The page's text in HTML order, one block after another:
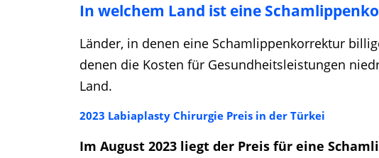
In welchem Land ist eine
Länder, in denen eine Schamlippenkorrektur
denen die Kosten für Gesundheitsleistungen
Land.
2023 Labiaplasty Chirurgie Preis in der Türkei
Im August 2023 liegt der Preis für eine